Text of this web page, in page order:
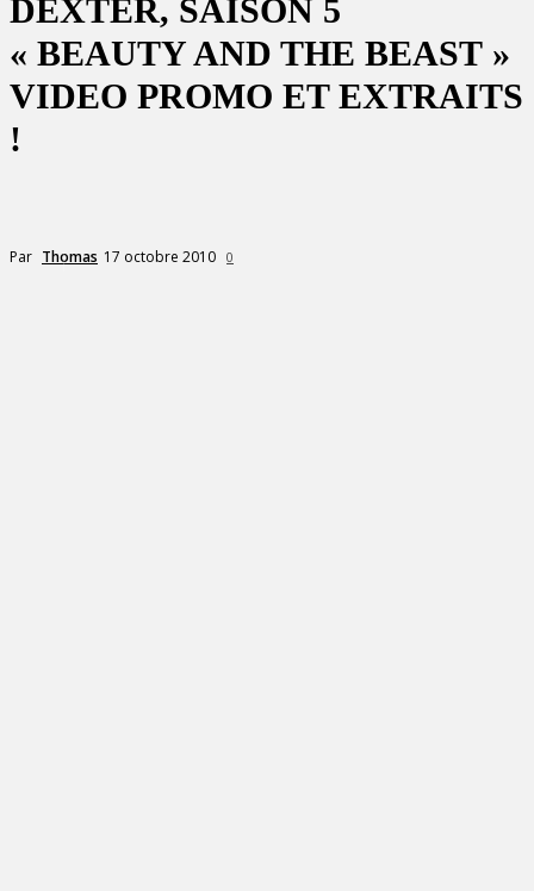
DEXTER, SAISON 5
« BEAUTY AND THE BEAST »
VIDEO PROMO ET EXTRAITS
!
Par Thomas 17 octobre 2010 0